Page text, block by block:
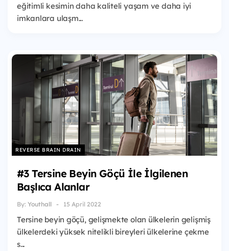
eğitimli kesimin daha kaliteli yaşam ve daha iyi
imkanlara ulaşm...
REVERSE BRAIN DRAIN
#3 Tersine Beyin Göçü İle İlgilenen
Başlıca Alanlar
By: Youthall 15 April 2022
Tersine beyin göçü, gelişmekte olan ülkelerin gelişmiş
ülkelerdeki yüksek nitelikli bireyleri ülkelerine çekme
s...